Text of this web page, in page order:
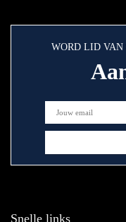
WORD LID
Snelle links